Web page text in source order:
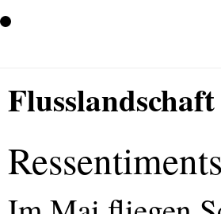
Ressentiments